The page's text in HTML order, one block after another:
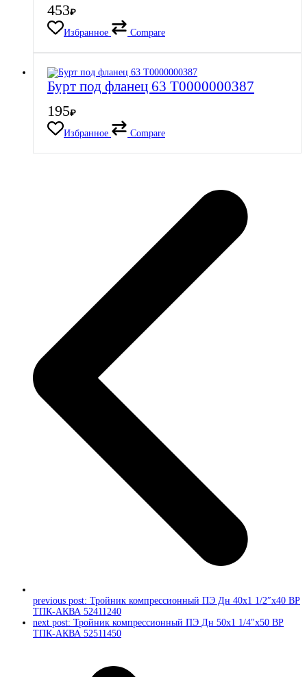
453₽
Избранное
Compare
Бурт под фланец 63 Т0000000387
195₽
Избранное
Compare
previous post: Тройник компрессионный ПЭ Дн 40х1 1/2″х40 ВР
ТПК-АКВА 52411240
next post: Тройник компрессионный ПЭ Дн 50х1 1/4″х50 ВР
ТПК-АКВА 52511450